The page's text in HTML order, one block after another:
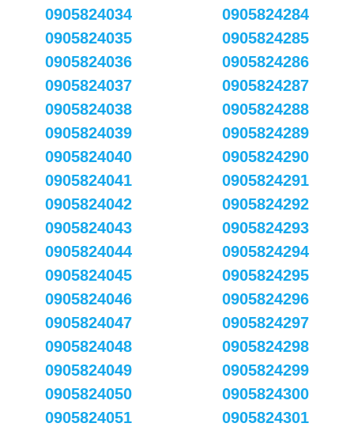
0905824034
0905824035
0905824036
0905824037
0905824038
0905824039
0905824040
0905824041
0905824042
0905824043
0905824044
0905824045
0905824046
0905824047
0905824048
0905824049
0905824050
0905824051
0905824284
0905824285
0905824286
0905824287
0905824288
0905824289
0905824290
0905824291
0905824292
0905824293
0905824294
0905824295
0905824296
0905824297
0905824298
0905824299
0905824300
0905824301